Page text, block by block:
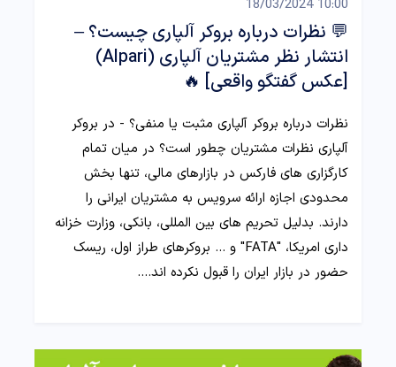
10:00 18/03/2024
💬 نظرات درباره بروکر آلپاری چیست؟ –
انتشار نظر مشتریان آلپاری (Alpari)
[عکس گفتگو واقعی] 🔥
نظرات درباره بروکر آلپاری مثبت یا منفی؟ - در بروکر
آلپاری نظرات مشتریان چطور است؟ در میان تمام
کارگزاری های فارکس در بازارهای مالی، تنها بخش
محدودی اجازه ارائه سرویس به مشتریان ایرانی را
دارند. بدلیل تحریم های بین المللی، بانکی، وزارت خزانه
داری امریکا، "FATA" و ... بروکرهای طراز اول، ریسک
حضور در بازار ایران را قبول نکرده اند.…